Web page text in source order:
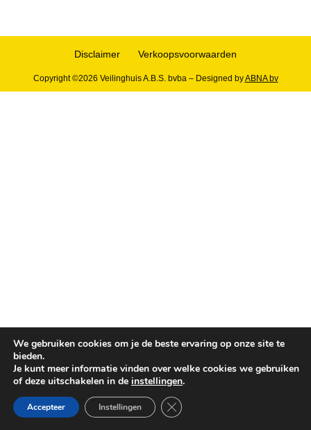
Disclaimer Verkoopsvoorwaarden
Copyright ©2026 Veilinghuis A.B.S. bvba – Designed byABNA bv
We gebruiken cookies om je de beste ervaring op onze site te
bieden.
Je kunt meer informatie vinden over welke cookies we gebruiken
of deze uitschakelen in de instellingen.
Accepteer Instellingen Sluit AVG/GDPR cookie banner